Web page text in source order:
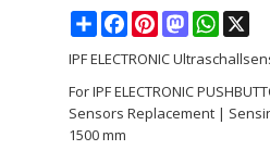
ShareFacebookPinterestMastodon
IPF ELECTRONIC
For IPF ELECTRONIC
Sensors Replacement |
1500 mm